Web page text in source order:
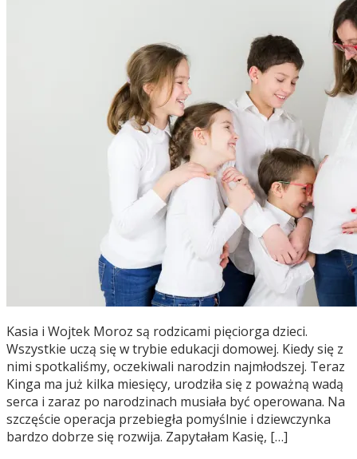
Kasia i Wojtek Moroz są rodzicami pięciorga dzieci.
Wszystkie uczą się w trybie edukacji domowej. Kiedy się z
nimi spotkaliśmy, oczekiwali narodzin najmłodszej. Teraz
Kinga ma już kilka miesięcy, urodziła się z poważną wadą
serca i zaraz po narodzinach musiała być operowana. Na
szczęście operacja przebiegła pomyślnie i dziewczynka
bardzo dobrze się rozwija. Zapytałam Kasię, […]